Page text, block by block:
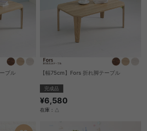
ブル 【幅75cm】Fors 折れ脚テーブル
完成品
¥6,580
在庫：△